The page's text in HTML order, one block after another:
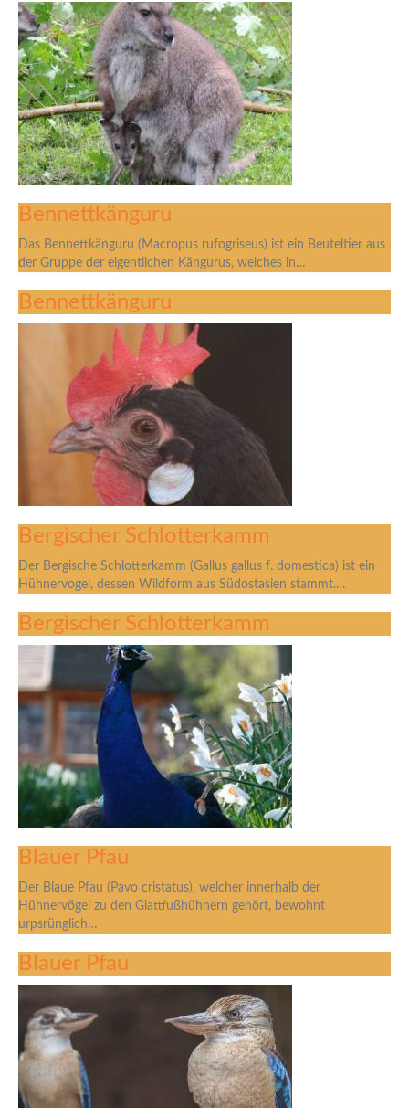
Bennettkänguru
Das Bennettkänguru (Macropus rufogriseus) ist ein Beuteltier aus
der Gruppe der eigentlichen Kängurus, welches in…
Bennettkänguru
Bergischer Schlotterkamm
Der Bergische Schlotterkamm (Gallus gallus f. domestica) ist ein
Hühnervogel, dessen Wildform aus Südostasien stammt.…
Bergischer Schlotterkamm
Blauer Pfau
Der Blaue Pfau (Pavo cristatus), welcher innerhalb der
Hühnervögel zu den Glattfußhühnern gehört, bewohnt
urpsrünglich…
Blauer Pfau